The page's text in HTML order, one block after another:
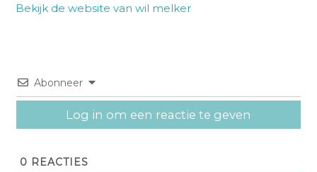
Bekijk de website van wil melker
Abonneer
Log in om een reactie te geven
0 REACTIES